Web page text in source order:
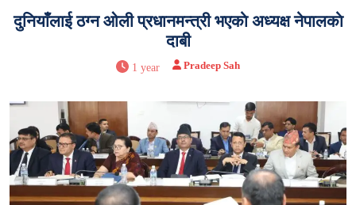
दुनियाँलाई ठग्न ओली प्रधानमन्त्री भएकाे अध्यक्ष नेपालकाे
दाबी
1 year Pradeep Sah